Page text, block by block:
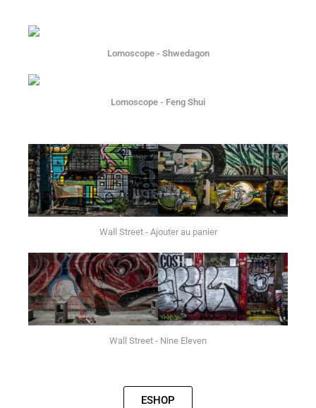
Lomoscope - Shwedagon
Lomoscope - Feng Shui
Wall Street - Ajouter au panier
Wall Street - Nine Eleven
ESHOP